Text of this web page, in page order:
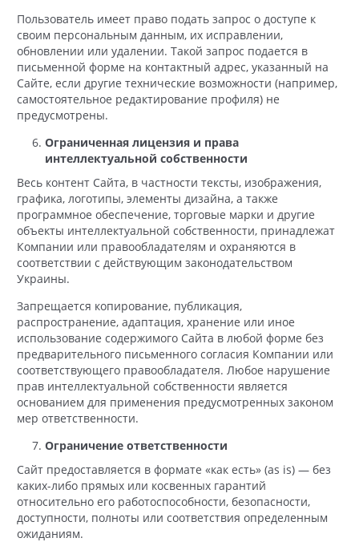
Пользователь имеет право подать запрос о доступе к
своим персональным данным, их исправлении,
обновлении или удалении. Такой запрос подается в
письменной форме на контактный адрес, указанный на
Сайте, если другие технические возможности (например,
самостоятельное редактирование профиля) не
предусмотрены.
Ограниченная лицензия и права
интеллектуальной собственности
Весь контент Сайта, в частности тексты, изображения,
графика, логотипы, элементы дизайна, а также
программное обеспечение, торговые марки и другие
объекты интеллектуальной собственности, принадлежат
Компании или правообладателям и охраняются в
соответствии с действующим законодательством
Украины.
Запрещается копирование, публикация,
распространение, адаптация, хранение или иное
использование содержимого Сайта в любой форме без
предварительного письменного согласия Компании или
соответствующего правообладателя. Любое нарушение
прав интеллектуальной собственности является
основанием для применения предусмотренных законом
мер ответственности.
Ограничение ответственности
Сайт предоставляется в формате «как есть» (as is) — без
каких-либо прямых или косвенных гарантий
относительно его работоспособности, безопасности,
доступности, полноты или соответствия определенным
ожиданиям.